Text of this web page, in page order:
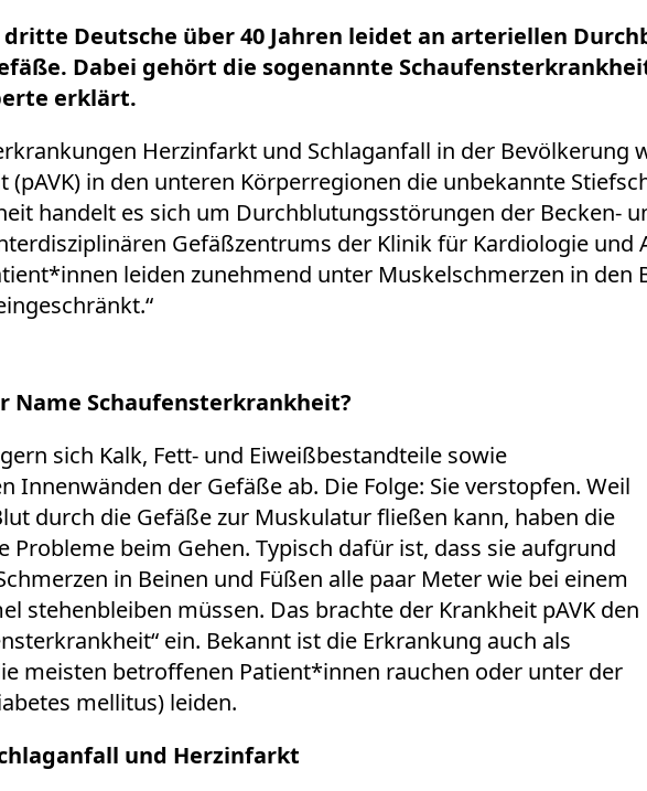
dritte Deutsche über 40 Jahren leidet an arteriellen
Dabei gehört die sogenannte
erklärt.
Herzinfarkt und Schlaganfall in der
(pAVK) in den unteren Körperregionen die unbekannte
handelt es sich um Durchblutungsstörungen der Becken-
Gefäßzentrums der Klinik für Kardiologie
leiden zunehmend unter Muskelschmerzen in den
Name Schaufensterkrankheit?
sich Kalk, Fett- und Eiweißbestandteile sowie
Innenwänden der Gefäße ab. Die Folge: Sie verstopfen. Weil
durch die Gefäße zur Muskulatur fließen kann, haben die
Probleme beim Gehen. Typisch dafür ist, dass sie aufgrund
in Beinen und Füßen alle paar Meter wie bei einem
stehenbleiben müssen. Das brachte der Krankheit pAVK den
ein. Bekannt ist die Erkrankung auch als
meisten betroffenen Patient*innen rauchen oder unter der
mellitus) leiden.
und Herzinfarkt